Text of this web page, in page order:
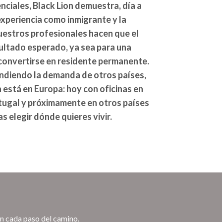
Black Lion demuestra, día a
como inmigrante y la
profesionales hacen que el
esperado, ya sea para una
en residente permanente.
la demanda de otros países,
en Europa: hoy con oficinas en
y próximamente en otros países
elegir dónde quieres vivir.
cada paso del camino.